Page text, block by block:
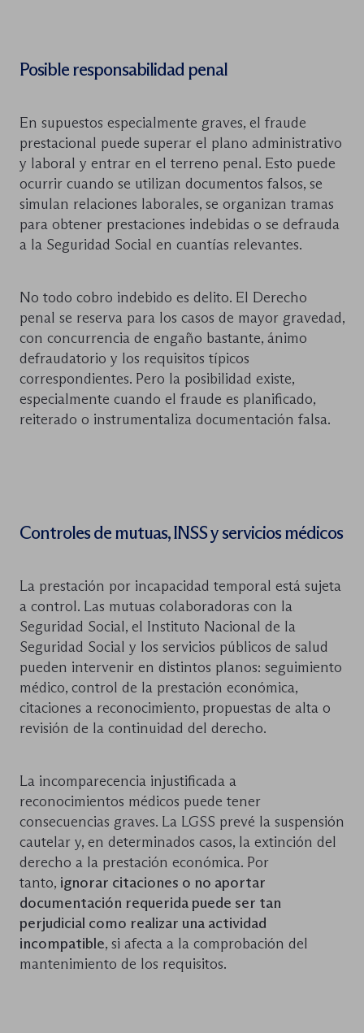
Posible responsabilidad penal
En supuestos especialmente graves, el fraude
prestacional puede superar el plano administrativo
y laboral y entrar en el terreno penal. Esto puede
ocurrir cuando se utilizan documentos falsos, se
simulan relaciones laborales, se organizan tramas
para obtener prestaciones indebidas o se defrauda
a la Seguridad Social en cuantías relevantes.
No todo cobro indebido es delito. El Derecho
penal se reserva para los casos de mayor gravedad,
con concurrencia de engaño bastante, ánimo
defraudatorio y los requisitos típicos
correspondientes. Pero la posibilidad existe,
especialmente cuando el fraude es planificado,
reiterado o instrumentaliza documentación falsa.
Controles de mutuas, INSS y servicios médicos
La prestación por incapacidad temporal está sujeta
a control. Las mutuas colaboradoras con la
Seguridad Social, el Instituto Nacional de la
Seguridad Social y los servicios públicos de salud
pueden intervenir en distintos planos: seguimiento
médico, control de la prestación económica,
citaciones a reconocimiento, propuestas de alta o
revisión de la continuidad del derecho.
La incomparecencia injustificada a
reconocimientos médicos puede tener
consecuencias graves. La LGSS prevé la suspensión
cautelar y, en determinados casos, la extinción del
derecho a la prestación económica. Por
tanto, ignorar citaciones o no aportar
documentación requerida puede ser tan
perjudicial como realizar una actividad
incompatible, si afecta a la comprobación del
mantenimiento de los requisitos.